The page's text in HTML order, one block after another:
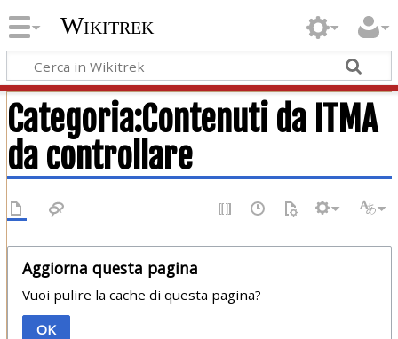
Wikitrek
Categoria:Contenuti da ITMA
da controllare
Aggiorna questa pagina
Vuoi pulire la cache di questa pagina?
OK